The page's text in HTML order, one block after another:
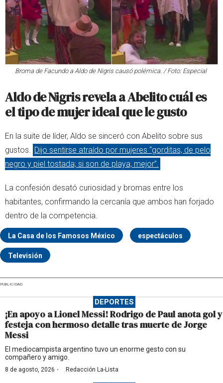
Broma de Facundo a Aldo de Nigris causó polémica. / Foto: Especial
Aldo de Nigris revela a Abelito cuál es
el tipo de mujer ideal que le gusto
En la suite de líder, Aldo se sinceró con Abelito sobre sus
gustos.
Dijo sentirse atraído por mujeres “gorditas, de pelo
negro y piel tostada; si son de playa, mejor”.
La confesión desató curiosidad y bromas entre los
habitantes, confirmando la cercanía que ambos han forjado
dentro de la competencia.
La Casa de los Famosos México espectáculos
Televisión
PUBLICIDAD
DEPORTES
¡En apoyo a Lionel Messi! Rodrigo de Paul anota gol y
festeja con hermoso detalle tras muerte de Jorge
Messi
El mediocampista argentino tuvo un enorme gesto con su
compañero y amigo.
8 de agosto, 2026 · Redacción La-Lista